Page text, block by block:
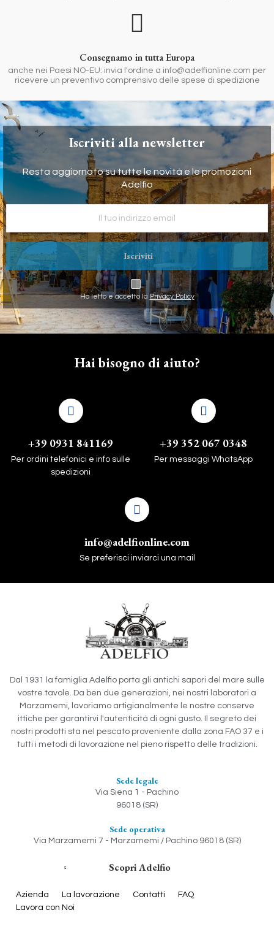
Consegnamo in tutta Europa
anche nei Paesi NO-EU: invia l'ordine a info@adelfionline.com per
ricevere un preventivo comprensivo delle spese di spedizione
Iscriviti alla newsletter
Resta aggiornato su tutte le novità e le promozioni
Adelfio
Iscriviti
Ho letto e accetto la Privacy Policy
Hai bisogno di aiuto?
+39 0931 841169
Per ordini telefonici e info sulle
spedizioni
+39 352 067 0348
Per messaggi WhatsApp
info@adelfionline.com
Se preferisci inviarci una mail
Dal 1931 la famiglia Adelfio porta gli antichi sapori del mare sulle
vostre tavole. Da ben due generazioni, nei nostri laboratori a
Marzamemi, lavoriamo artigianalmente le nostre conserve
ittiche per garantirvi l'autenticità di ogni gusto. Il segreto dei
nostri prodotti sta nel pescato proveniente dalla zona FAO 37 e i
tutti i metodi di lavorazione nel pieno rispetto delle tradizioni.
Sede legale
Via Siena 1 - Pachino
96018 (SR)
Sede operativa
Via Marzamemi 7 - Marzamemi / Pachino 96018 (SR)
Scopri Adelfio
Azienda La lavorazione Contatti
FAQ
Lavora con Noi